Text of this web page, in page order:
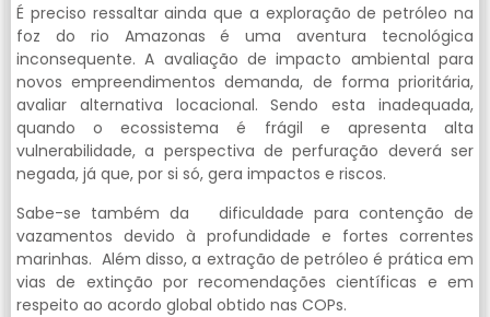
É preciso ressaltar ainda que a exploração de petróleo na
foz do rio Amazonas é uma aventura tecnológica
inconsequente. A avaliação de impacto ambiental para
novos empreendimentos demanda, de forma prioritária,
avaliar alternativa locacional. Sendo esta inadequada,
quando o ecossistema é frágil e apresenta alta
vulnerabilidade, a perspectiva de perfuração deverá ser
negada, já que, por si só, gera impactos e riscos.
Sabe-se também da dificuldade para contenção de
vazamentos devido à profundidade e fortes correntes
marinhas. Além disso, a extração de petróleo é prática em
vias de extinção por recomendações científicas e em
respeito ao acordo global obtido nas COPs.